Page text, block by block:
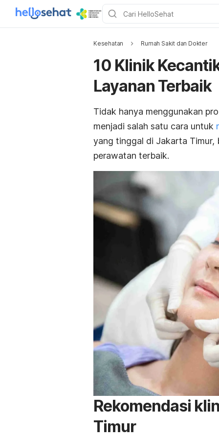
Kesehatan Rumah Sakit dan Dokter
10 Klinik
Layanan Terbaik
Tidak hanya menggunakan
menjadi salah satu cara untuk
yang tinggal di Jakarta Timur,
perawatan terbaik.
Rekomendasi
Timur